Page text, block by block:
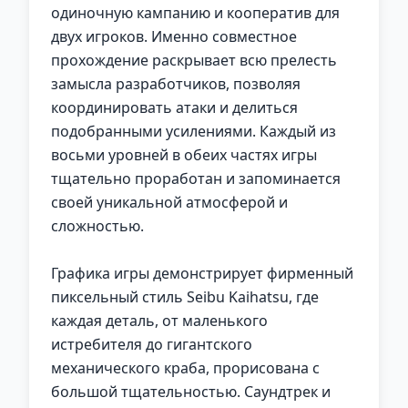
одиночную кампанию и кооператив для
двух игроков. Именно совместное
прохождение раскрывает всю прелесть
замысла разработчиков, позволяя
координировать атаки и делиться
подобранными усилениями. Каждый из
восьми уровней в обеих частях игры
тщательно проработан и запоминается
своей уникальной атмосферой и
сложностью.
Графика игры демонстрирует фирменный
пиксельный стиль Seibu Kaihatsu, где
каждая деталь, от маленького
истребителя до гигантского
механического краба, прорисована с
большой тщательностью. Саундтрек и